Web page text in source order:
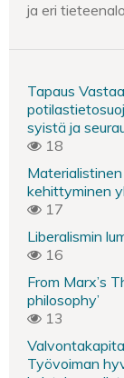
ja eri
Tapaus
syistä ja
18
kehittyminen
17
Liberalismin
16
From Marx’s
philosophy’
13
Työvoiman